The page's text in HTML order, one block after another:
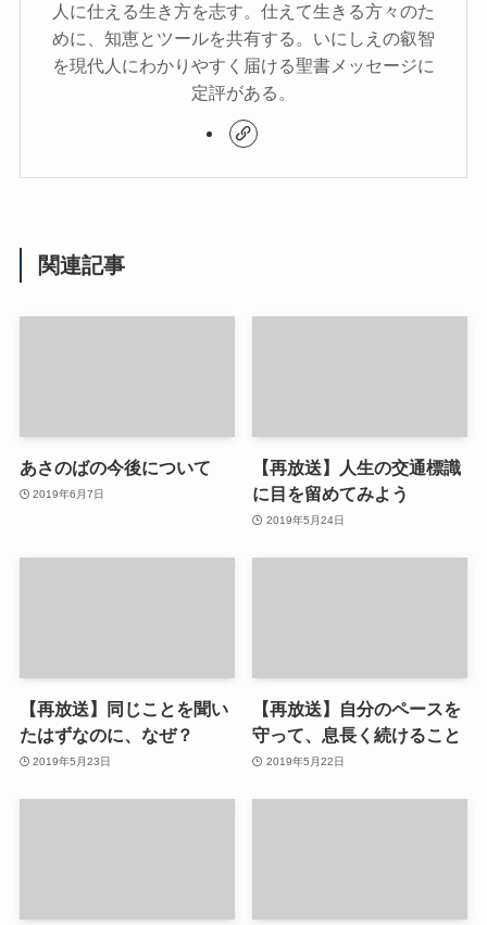
人に仕える生き方を志す。仕えて生きる方々のた
めに、知恵とツールを共有する。いにしえの叡智
を現代人にわかりやすく届ける聖書メッセージに
定評がある。
関連記事
あさのばの今後について
2019年6月7日
【再放送】人生の交通標識
に目を留めてみよう
2019年5月24日
【再放送】同じことを聞い
たはずなのに、なぜ？
2019年5月23日
【再放送】自分のペースを
守って、息長く続けること
2019年5月22日